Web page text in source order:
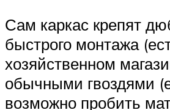
Сам каркас крепят
быстрого монтажа
хозяйственном
обычными гвоздями
возможно пробить